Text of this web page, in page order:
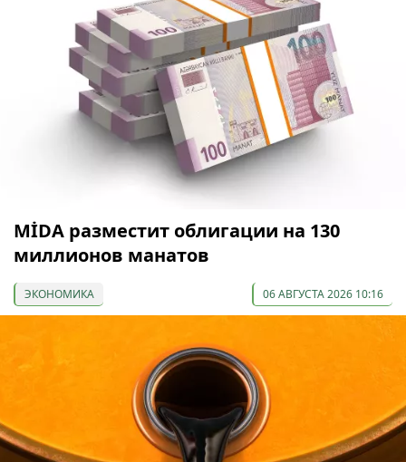
МİDA разместит облигации на 130
миллионов манатов
ЭКОНОМИКА 06 АВГУСТА 2026 10:16